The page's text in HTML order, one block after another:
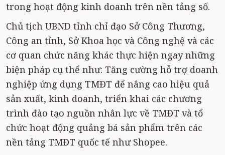
trong hoạt động kinh doanh trên nền tảng số.
Chủ tịch UBND tỉnh chỉ đạo Sở Công Thương,
Công an tỉnh, Sở Khoa học và Công nghệ và các
cơ quan chức năng khác thực hiện ngay những
biện pháp cụ thể như: Tăng cường hỗ trợ doanh
nghiệp ứng dụng TMĐT để nâng cao hiệu quả
sản xuất, kinh doanh, triển khai các chương
trình đào tạo nguồn nhân lực về TMĐT và tổ
chức hoạt động quảng bá sản phẩm trên các
nền tảng TMĐT quốc tế như Shopee.